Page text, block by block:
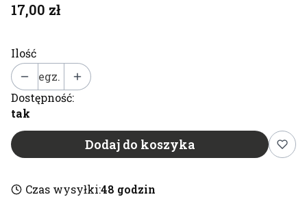
Cena
17,00 zł
Ilość
egz.
Dostępność:
tak
Dodaj do koszyka
Czas wysyłki:48 godzin